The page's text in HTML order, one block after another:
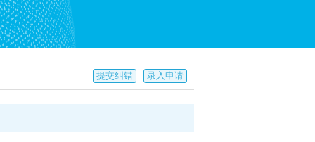
提交纠错 录入申请